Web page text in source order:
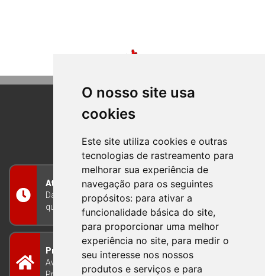
O nosso site usa
cookies
Este site utiliza cookies e outras
tecnologias de rastreamento para
melhorar sua experiência de
navegação para os seguintes
propósitos: para ativar a
funcionalidade básica do site,
para proporcionar uma melhor
experiência no site, para medir o
seu interesse nos nossos
produtos e serviços e para
BOM PRINCIPIO
RIO GRANDE DO SUL
Atendimento
Das 8h às 12h e das 13h às 17h30, de segunda a
quinta-feira, e nas sextas-feiras das 7h às 13h
Prefeitura Municipal
Avenida Guilherme Winter 65 - Centro Bom